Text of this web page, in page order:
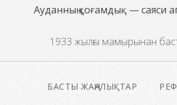
Ауданның қоғамдық — саяси
1933 жылғы мамырынан
БАСТЫ ЖАҢАЛЫҚТАР